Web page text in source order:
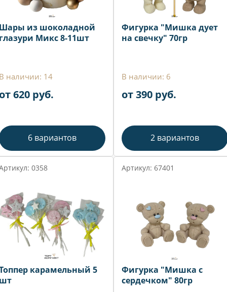
из шоколадной
Микс 8-11шт
наличии: 14
620 руб.
6 вариантов
Фигурка "Мишка дует
на свечку" 70гр
В наличии: 6
от 390 руб.
2 вариантов
0358
карамельный 5
Артикул: 67401
Фигурка "Мишка с
сердечком" 80гр